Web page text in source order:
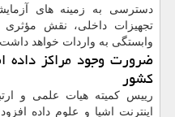
تجهیزات داخلی، نقش
وابستگی به واردات خواهد داشت.
ضرورت وجود مراکز داده
کشور
رییس کمیته هیات علمی و
اینترنت اشیا و علوم داده